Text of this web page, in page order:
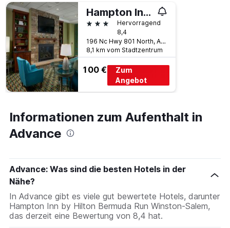
Hampton Inn by Hilton Bermuda Run Winston-Salem
3 SterneHervorragend
8,4
196 Nc Hwy 801 North, Advance, NC, USA
8,1 km vom Stadtzentrum
100 €
Zum
Angebot
Informationen zum Aufenthalt in
Advance
Advance: Was sind die besten Hotels in der
Nähe?
In Advance gibt es viele gut bewertete Hotels, darunter
Hampton Inn by Hilton Bermuda Run Winston-Salem,
das derzeit eine Bewertung von 8,4 hat.